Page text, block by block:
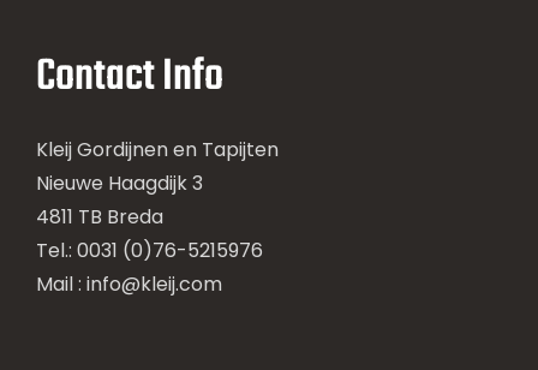
Contact Info
Kleij Gordijnen en Tapijten
Nieuwe Haagdijk 3
4811 TB Breda
Tel.: 0031 (0)76-5215976
Mail : info@kleij.com